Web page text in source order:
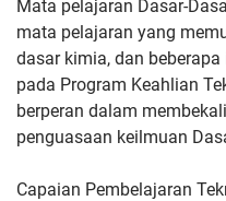
Mata pelajaran Dasar-
mata pelajaran yang
dasar kimia, dan
pada Program Keahlian
berperan dalam
penguasaan keilmuan
Capaian Pembelajaran